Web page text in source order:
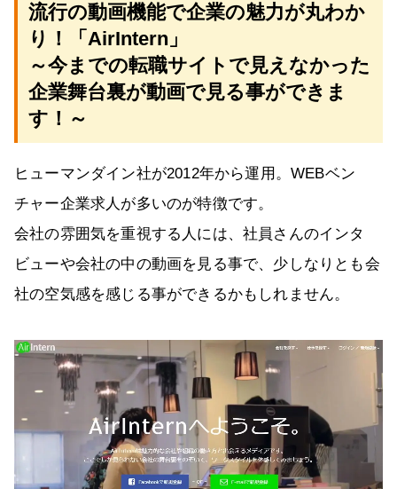
流行の動画機能で企業の魅力が丸わか
り！「AirIntern」
～今までの転職サイトで見えなかった
企業舞台裏が動画で見る事ができま
す！～
ヒューマンダイン社が2012年から運用。WEBベン
チャー企業求人が多いのが特徴です。
会社の雰囲気を重視する人には、社員さんのインタ
ビューや会社の中の動画を見る事で、少しなりとも会
社の空気感を感じる事ができるかもしれません。